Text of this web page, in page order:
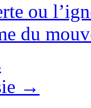
ou
du
→